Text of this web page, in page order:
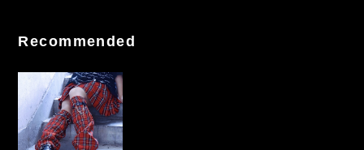
Recommended